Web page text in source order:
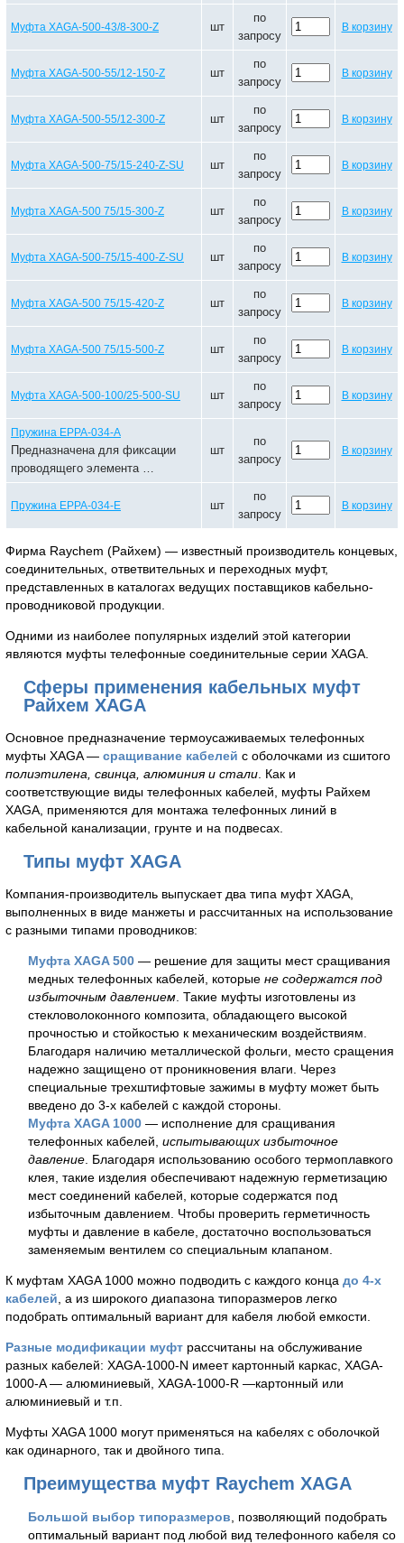
Муфта XAGA-500-43/8-300-Z шт
по
запросу
В корзину
Муфта XAGA-500-55/12-150-Z шт
по
запросу
В корзину
Муфта XAGA-500-55/12-300-Z шт
по
запросу
В корзину
Муфта XAGA-500-75/15-240-Z-SU шт
по
запросу
В корзину
Муфта XAGA-500 75/15-300-Z шт
по
запросу
В корзину
Муфта XAGA-500-75/15-400-Z-SU шт
по
запросу
В корзину
Муфта XAGA-500 75/15-420-Z шт
по
запросу
В корзину
Муфта XAGA-500 75/15-500-Z шт
по
запросу
В корзину
Муфта XAGA-500-100/25-500-SU шт
по
запросу
В корзину
Пружина EPPA-034-A
Предназначена для фиксации
проводящего элемента …
шт
по
запросу
В корзину
Пружина EPPA-034-E шт
по
запросу
В корзину
Фирма Raychem (Райхем) — известный производитель концевых,
соединительных, ответвительных и переходных муфт,
представленных в каталогах ведущих поставщиков кабельно-
проводниковой продукции.
Одними из наиболее популярных изделий этой категории
являются муфты телефонные соединительные серии XAGA.
Сферы применения кабельных муфт
Райхем XAGA
Основное предназначение термоусаживаемых телефонных
муфты XAGA — сращивание кабелей с оболочками из сшитого
полиэтилена, свинца, алюминия и стали . Как и
соответствующие виды телефонных кабелей, муфты Райхем
XAGA, применяются для монтажа телефонных линий в
кабельной канализации, грунте и на подвесах.
Типы муфт XAGA
Компания-производитель выпускает два типа муфт XAGA,
выполненных в виде манжеты и рассчитанных на использование
с разными типами проводников:
Муфта XAGA 500 — решение для защиты мест сращивания
медных телефонных кабелей, которые не содержатся под
избыточным давлением. Такие муфты изготовлены из
стекловолоконного композита, обладающего высокой
прочностью и стойкостью к механическим воздействиям.
Благодаря наличию металлической фольги, место сращения
надежно защищено от проникновения влаги. Через
специальные трехштифтовые зажимы в муфту может быть
введено до 3-х кабелей с каждой стороны.
Муфта XAGA 1000 — исполнение для сращивания
телефонных кабелей, испытывающих избыточное
давление. Благодаря использованию особого термоплавкого
клея, такие изделия обеспечивают надежную герметизацию
мест соединений кабелей, которые содержатся под
избыточным давлением. Чтобы проверить герметичность
муфты и давление в кабеле, достаточно воспользоваться
заменяемым вентилем со специальным клапаном.
К муфтам XAGA 1000 можно подводить с каждого конца до 4-х
кабелей, а из широкого диапазона типоразмеров легко
подобрать оптимальный вариант для кабеля любой емкости.
Разные модификации муфт рассчитаны на обслуживание
разных кабелей: XAGA-1000-N имеет картонный каркас, XAGA-
1000-A — алюминиевый, XAGA-1000-R —картонный или
алюминиевый и т.п.
Муфты XAGA 1000 могут применяться на кабелях с оболочкой
как одинарного, так и двойного типа.
Преимущества муфт Raychem XAGA
Большой выбор типоразмеров , позволяющий подобрать
оптимальный вариант под любой вид телефонного кабеля со